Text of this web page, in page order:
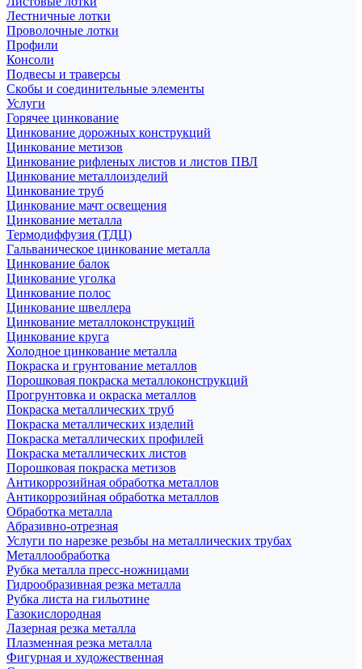
Лестничные лотки
Проволочные лотки
Профили
Консоли
Подвесы и траверсы
Скобы и соединительные элементы
Услуги
Горячее цинкование
Цинкование дорожных конструкций
Цинкование метизов
Цинкование рифленых листов и листов ПВЛ
Цинкование металлоизделий
Цинкование труб
Цинкование мачт освещения
Цинкование металла
Термодиффузия (ТДЦ)
Гальваническое цинкование металла
Цинкование балок
Цинкование уголка
Цинкование полос
Цинкование швеллера
Цинкование металлоконструкций
Цинкование круга
Холодное цинкование металла
Покраска и грунтование металлов
Порошковая покраска металлоконструкций
Прогрунтовка и окраска металлов
Покраска металлических труб
Покраска металлических изделий
Покраска металлических профилей
Покраска металлических листов
Порошковая покраска метизов
Антикоррозийная обработка металлов
Антикоррозийная обработка металлов
Обработка металла
Абразивно-отрезная
Услуги по нарезке резьбы на металлических трубах
Металлообработка
Рубка металла пресс-ножницами
Гидрообразивная резка металла
Рубка листа на гильотине
Газокислородная
Лазерная резка металла
Плазменная резка металла
Фигурная и художественная